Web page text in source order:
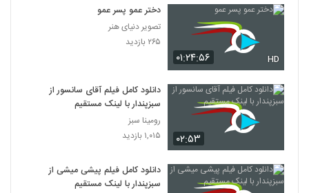
۰۱:۲۴:۵۶ HD
دختر عمو پسر عمو
تصویر دنیای هنر
۲۶۵ بازدید
۰۲:۵۳
دانلود کامل فیلم آقای سانسور از
سبزپندار با لینک مستقیم
رومینا سبز
۱,۰۱۵ بازدید
دانلود کامل فیلم پیشی میشی از
سبزپندار با لینک مستقیم